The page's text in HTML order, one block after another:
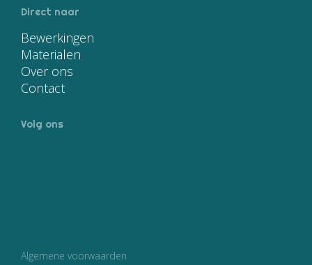
Direct naar
Bewerkingen
Materialen
Over ons
Contact
Volg ons
Algemene voorwaarden